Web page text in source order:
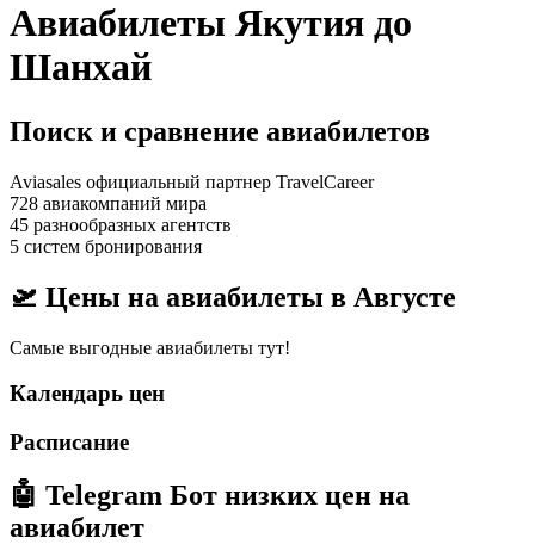
Авиабилеты Якутия до
Шанхай
Поиск и сравнение авиабилетов
Aviasales официальный партнер TravelCareer
728 авиакомпаний мира
45 разнообразных агентств
5 систем бронирования
🛫 Цены на авиабилеты в Августе
Самые выгодные авиабилеты тут!
Календарь цен
Расписание
🤖 Telegram Бот низких цен на
авиабилет